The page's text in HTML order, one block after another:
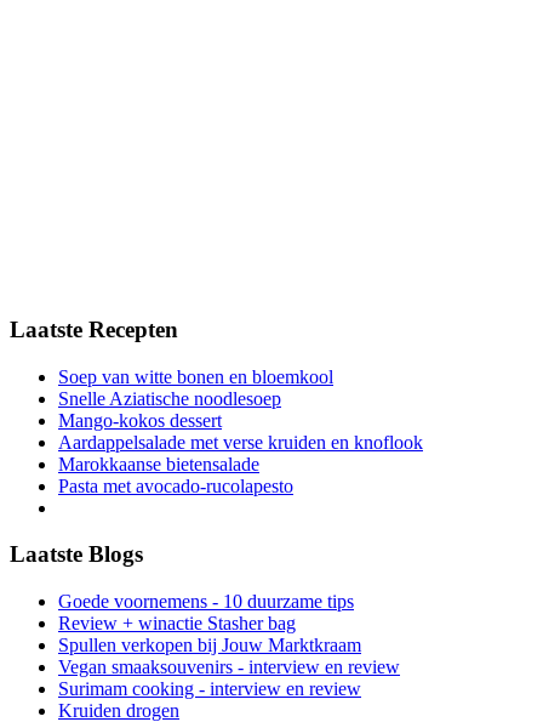
Laatste Recepten
Soep van witte bonen en bloemkool
Snelle Aziatische noodlesoep
Mango-kokos dessert
Aardappelsalade met verse kruiden en knoflook
Marokkaanse bietensalade
Pasta met avocado-rucolapesto
Laatste Blogs
Goede voornemens - 10 duurzame tips
Review + winactie Stasher bag
Spullen verkopen bij Jouw Marktkraam
Vegan smaaksouvenirs - interview en review
Surimam cooking - interview en review
Kruiden drogen